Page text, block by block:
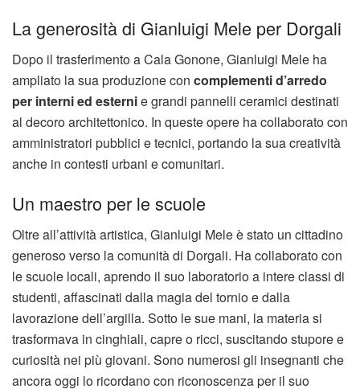
La generosità di Gianluigi Mele per Dorgali
Dopo il trasferimento a Cala Gonone, Gianluigi Mele ha
ampliato la sua produzione con complementi d’arredo
per interni ed esternie grandi pannelli ceramici destinati
al decoro architettonico. In queste opere ha collaborato con
amministratori pubblici e tecnici, portando la sua creatività
anche in contesti urbani e comunitari.
Un maestro per le scuole
Oltre all’attività artistica, Gianluigi Mele è stato un cittadino
generoso verso la comunità di Dorgali. Ha collaborato con
le scuole locali, aprendo il suo laboratorio a intere classi di
studenti, affascinati dalla magia del tornio e dalla
lavorazione dell’argilla. Sotto le sue mani, la materia si
trasformava in cinghiali, capre o ricci, suscitando stupore e
curiosità nei più giovani. Sono numerosi gli insegnanti che
ancora oggi lo ricordano con riconoscenza per il suo